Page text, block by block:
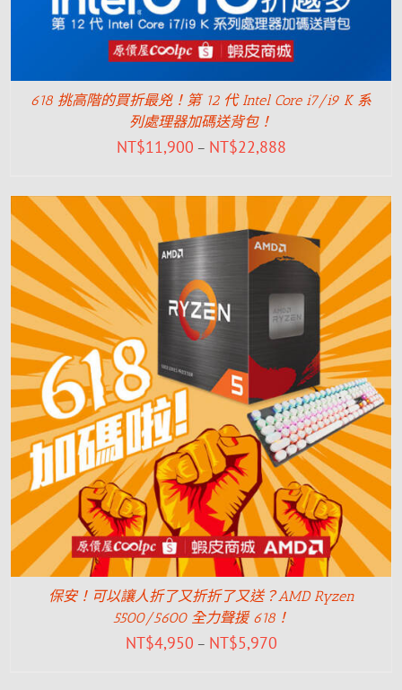
618 挑高階的買折最兇！第 12 代 Intel Core i7/i9 K 系
列處理器加碼送背包！
NT$11,900 – NT$22,888
保安！可以讓人折了又折折了又送？AMD Ryzen
5500/5600 全力聲援 618！
NT$4,950 – NT$5,970